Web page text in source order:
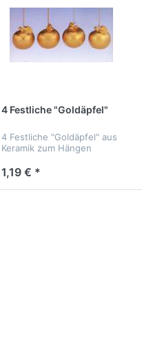
4 Festliche "Goldäpfel"
4 Festliche "Goldäpfel" aus
Keramik zum Hängen
1,19 € *